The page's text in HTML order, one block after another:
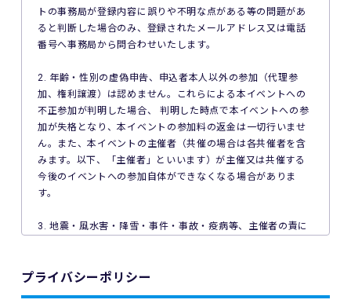
トの事務局が登録内容に誤りや不明な点がある等の問題があ
ると判断した場合のみ、登録されたメールアドレス又は電話
番号へ事務局から問合わせいたします。
2. 年齢・性別の虚偽申告、申込者本人以外の参加（代理参
加、権利譲渡）は認めません。これらによる本イベントへの
不正参加が判明した場合、 判明した時点で本イベントへの参
加が失格となり、本イベントの参加料の返金は一切行いませ
ん。また、本イベントの主催者（共催の場合は各共催者を含
みます。以下、「主催者」といいます）が主催又は共催する
今後のイベントへの参加自体ができなくなる場合がありま
す。
3. 地震・風水害・降雪・事件・事故・疫病等、主催者の責に
プライバシーポリシー